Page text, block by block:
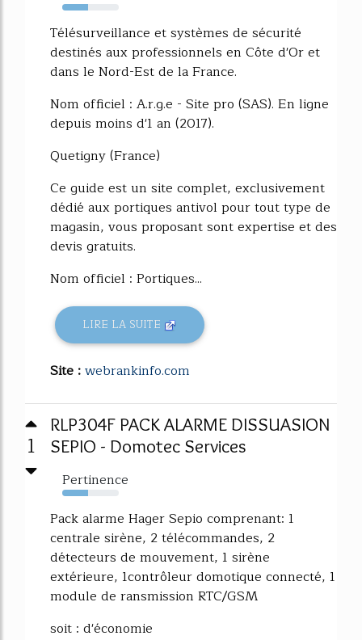
46%
Télésurveillance et systèmes de sécurité
destinés aux professionnels en Côte d'Or et
dans le Nord-Est de la France.
Nom officiel : A.r.g.e - Site pro (SAS). En ligne
depuis moins d'1 an (2017).
Quetigny (France)
Ce guide est un site complet, exclusivement
dédié aux portiques antivol pour tout type de
magasin, vous proposant sont expertise et des
devis gratuits.
Nom officiel : Portiques...
LIRE LA SUITE
Site :webrankinfo.com
1
RLP304F PACK ALARME DISSUASION
SEPIO - Domotec Services
Pertinence
46%
Pack alarme Hager Sepio comprenant: 1
centrale sirène, 2 télécommandes, 2
détecteurs de mouvement, 1 sirène
extérieure, 1contrôleur domotique connecté, 1
module de ransmission RTC/GSM
soit : d'économie